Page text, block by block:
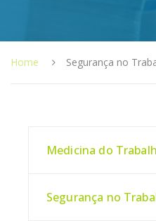
Home Segurança no
Medicina do
Segurança no